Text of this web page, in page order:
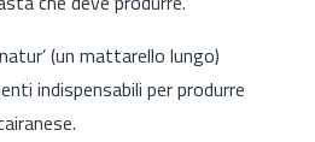
(un mattarello lungo)
indispensabili per produrre